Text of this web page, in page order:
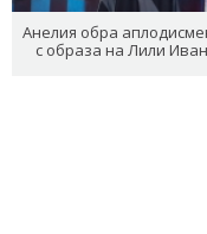
Анелия обра
с образа на Лили